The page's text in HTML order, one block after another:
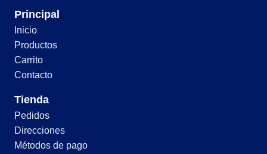
Principal
Inicio
Productos
Carrito
Contacto
Tienda
Pedidos
Direcciones
Métodos de pago